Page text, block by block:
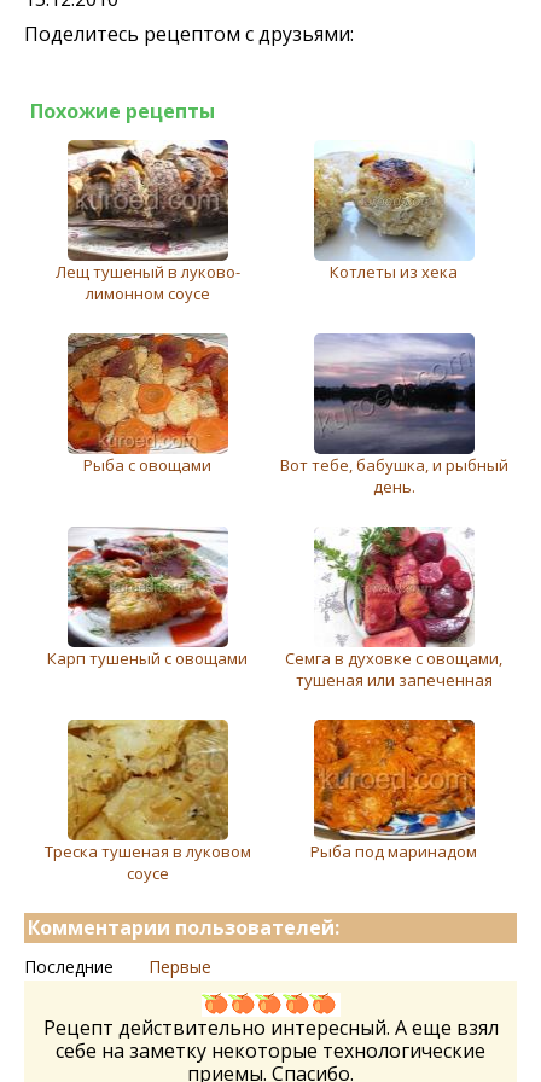
Поделитесь рецептом с друзьями:
Похожие рецепты
Лещ тушеный в луково-
лимонном соусе
Котлеты из хека
Рыба с овощами
Вот тебе, бабушка, и рыбный
день.
Карп тушеный с овощами
Семга в духовке с овощами,
тушеная или запеченная
Треска тушеная в луковом
соусе
Рыба под маринадом
Комментарии пользователей:
Последние Первые
Рецепт действительно интересный. А еще взял
себе на заметку некоторые технологические
приемы. Спасибо.